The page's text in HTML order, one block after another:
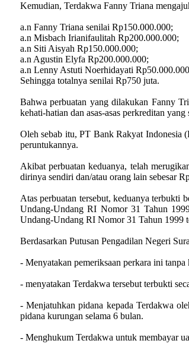
Kemudian, Terdakwa Fanny Triana
a.n Fanny Triana senilai Rp150.000.000;
a.n Misbach Irianifaulitah Rp200.000.000;
a.n Siti Aisyah Rp150.000.000;
a.n Agustin Elyfa Rp200.000.000;
a.n Lenny Astuti Noerhidayati
Sehingga totalnya senilai Rp750 juta.
Bahwa perbuatan yang dilakukan Fanny
kehati-hatian dan asas-asas perkreditan
Oleh sebab itu, PT Bank Rakyat Indonesia
peruntukannya.
Akibat perbuatan keduanya, telah
dirinya sendiri dan/atau orang lain sebesar
Atas perbuatan tersebut, keduanya terbukti
Undang-Undang RI Nomor 31 Tahun
Undang-Undang RI Nomor 31 Tahun 1999
Berdasarkan Putusan Pengadilan Negeri
- Menyatakan pemeriksaan perkara ini
- menyatakan Terdakwa tersebut terbukti
- Menjatuhkan pidana kepada Terdakwa
pidana kurungan selama 6 bulan.
- Menghukum Terdakwa untuk membayar